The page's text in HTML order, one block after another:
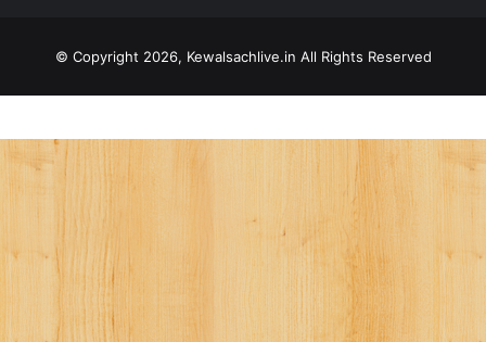
© Copyright 2026, Kewalsachlive.in All Rights Reserved